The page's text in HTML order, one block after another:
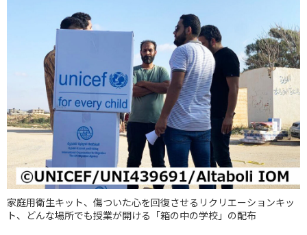
家庭用衛生キット、傷ついた心を回復させるリクリエーションキッ
ト、どんな場所でも授業が開ける「箱の中の学校」の配布